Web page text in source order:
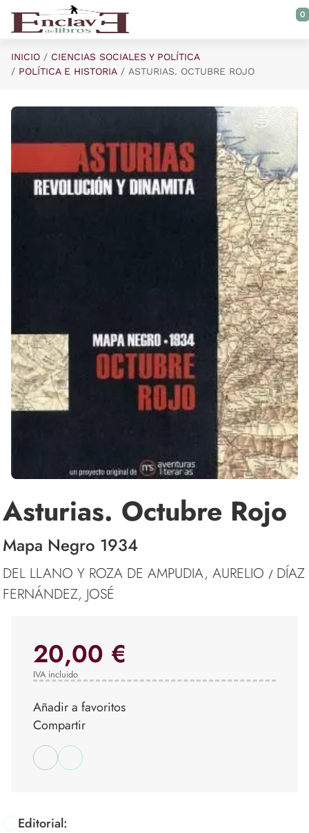
Saltar al contenido principal
0
INICIO
CIENCIAS SOCIALES Y POLÍTICA
POLÍTICA E HISTORIA
ASTURIAS. OCTUBRE ROJO
Asturias. Octubre Rojo
Mapa Negro 1934
DEL LLANO Y ROZA DE AMPUDIA, AURELIO / DÍAZ
FERNÁNDEZ, JOSÉ
Editorial:
20,00 €
IVA incluido
Añadir a favoritos
Compartir